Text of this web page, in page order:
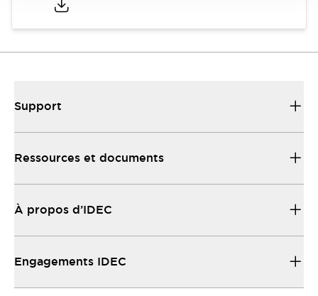
Support
Ressources et documents
À propos d’IDEC
Engagements IDEC